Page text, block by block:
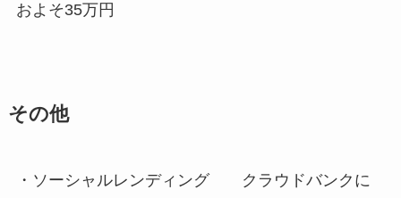
およそ35万円
その他
・ソーシャルレンディング クラウドバンクに